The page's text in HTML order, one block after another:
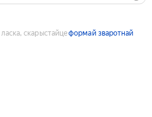
ласка, скарыстайцеформай зваротнай